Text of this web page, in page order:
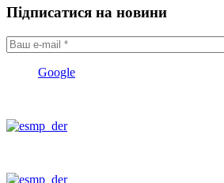
Підписатися на новини
Google